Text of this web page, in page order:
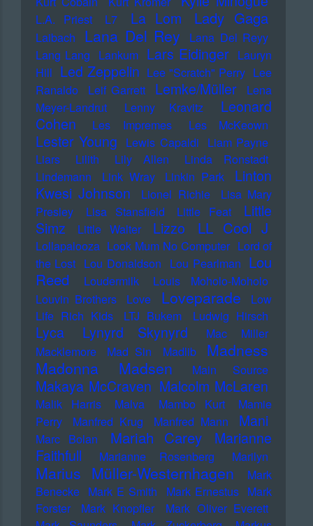
L.A. Priest L7 La Lom Lady Gaga
Laibach Lana Del Rey
Lana Del Reyy
Lang Lang Lankum Lars Eidinger Lauryn
Hill Led Zeppelin Lee "Scratch" Perry Lee
Ranaldo
Leif Garrett Lemke/Müller
Lena
Meyer-Landrut
Lenny Kravitz
Leonard
Cohen
Les Impremes Les McKeown
Lester Young Lewis Capaldi Liam Payne
Liars
Lilith Lily Allen
Linda Ronstadt
Lindemann
Link Wray Linkin Park
Linton
Kwesi Johnson
Lionel Richie
Lisa Mary
Presley
Lisa Stansfield Little Feat
Little
Simz
Little Walter Lizzo LL Cool J
Lollapalooza Look Mum No Computer Lord of
the Lost Lou Donaldson Lou Pearlman Lou
Reed
Loudermilk
Louis Moholo-Moholo
Louvin Brothers
Love Loveparade
Low
Life Rich Kids
LTJ Bukem Ludwig Hirsch
Lyca Lynyrd Skynyrd
Mac Miller
Macklemore
Mad Sin Madlib
Madness
Madonna
Madsen Main Source
Makaya McCraven Malcolm McLaren
Malik Harris Malva Mambo Kurt
Mamie
Perry
Manfred Krug Manfred Mann Mani
Marc Bolan Mariah Carey
Marianne
Faithfull
Marianne Rosenberg Marilyn
Marius Müller-Westernhagen
Mark
Benecke Mark E Smith Mark Ernestus Mark
Forster
Mark Knopfler
Mark Oliver Everett